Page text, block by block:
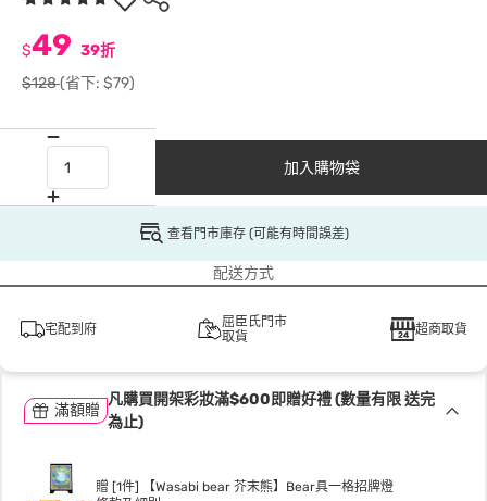
$49 39折
$128(省下: $79)
加入購物袋
查看門市庫存 (可能有時間誤差)
配送方式
宅配到府
屈臣氏門市
取貨
超商取貨
滿額贈
凡購買開架彩妝滿$600即贈好禮 (數量有限 送完
為止)
贈 [1件] 【Wasabi bear 芥末熊】Bear具一格招牌燈